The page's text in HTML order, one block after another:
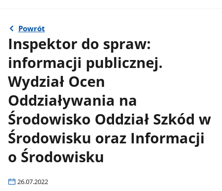
Powrót
Inspektor do spraw:
informacji publicznej.
Wydział Ocen
Oddziaływania na
Środowisko Oddział Szkód w
Środowisku oraz Informacji
o Środowisku
26.07.2022